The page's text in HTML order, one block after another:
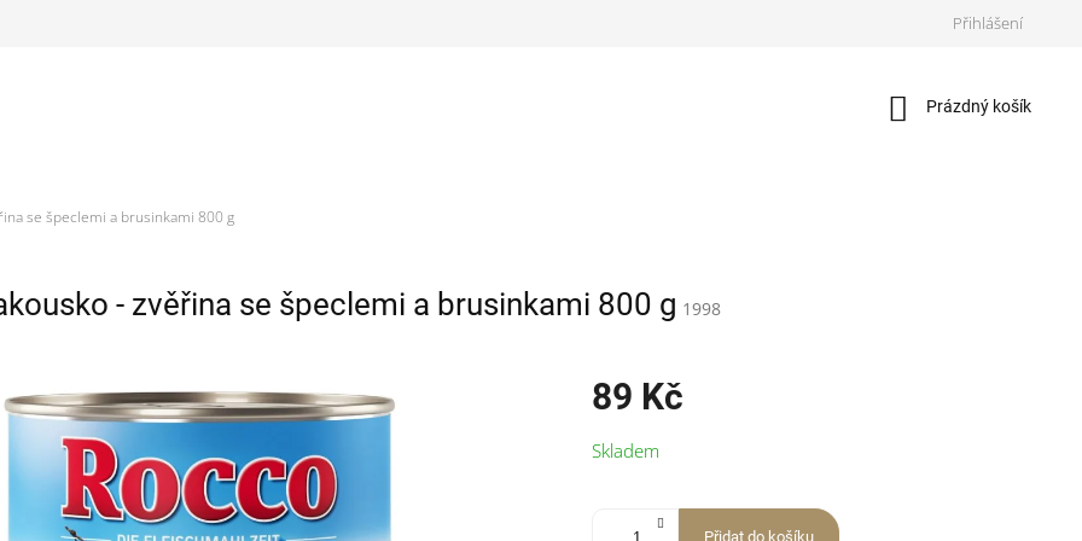
Přihlášení
Nákupní
Prázdný košík
se špeclemi a brusinkami 800 g
- zvěřina se špeclemi a brusinkami 800 g 1998
89 Kč
cena:
Skladem
Přidat do košíku